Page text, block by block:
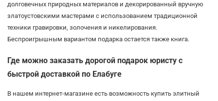
долговечных природных материалов и декорированный вручную
златоустовскими мастерами с использованием традиционной
техники гравировки, золочения и никелирования.
Беспроигрышным вариантом подарка остается также книга.
Где можно заказать дорогой подарок юристу с
быстрой доставкой по Елабуге
В нашем интернет-магазине есть возможность купить элитный